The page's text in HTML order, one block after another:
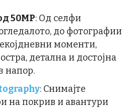
50MP: Од селфи
до фотографии
моменти,
детална и достојна
напор.
: Снимајте
на покрив и авантури